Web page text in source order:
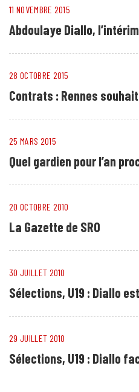
11 NOVEMBRE 2015
Abdoulaye Diallo,
28 OCTOBRE 2015
Contrats : Rennes
25 MARS 2015
Quel gardien pour l’an
20 OCTOBRE 2010
La Gazette de SRO
30 JUILLET 2010
Sélections, U19 : Diallo
29 JUILLET 2010
Sélections, U19 : Diallo